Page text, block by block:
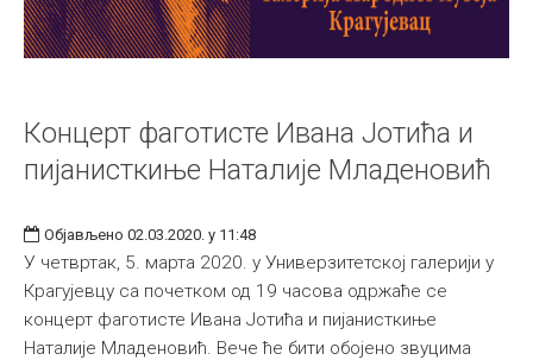
Концерт фаготисте Ивана Јотића и
пијанисткиње Наталије Младеновић
Објављено 02.03.2020. у 11:48
У четвртак, 5. марта 2020. у Универзитетској галерији у
Крагујевцу са почетком од 19 часова одржаће се
концерт фаготисте Ивана Јотића и пијанисткиње
Наталије Младеновић. Вече ће бити обојено звуцима